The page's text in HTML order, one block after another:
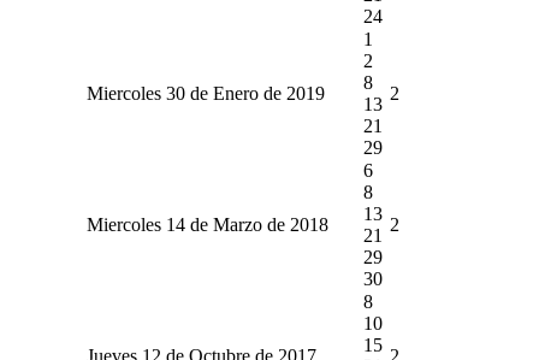
24
Miercoles 30 de Enero de 2019
1
2
8
13
21
29
2
Miercoles 14 de Marzo de 2018
6
8
13
21
29
30
2
Jueves 12 de Octubre de 2017
8
10
15
2